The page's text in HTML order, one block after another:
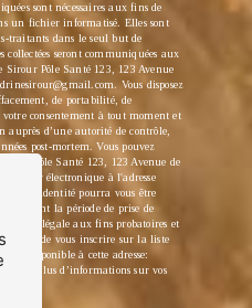
sont nécessaires aux fins de
un fichier informatisé. Elles sont
traitants dans le seul but de
collectées seront communiquées aux
Sirour Pôle Santé 123, 123 Avenue
Vous disposez
de portabilité, de
consentement à tout moment et
d’une autorité de contrôle,
post-mortem. Vous pouvez
Pôle Santé 123, 123 Avenue de
électronique à l'adresse
d'identité pourra vous être
pendant la période de prise de
légale aux fins probatoires et
le droit de vous inscrire sur la liste
disponible à cette adresse:
pour plus d’informations sur vos